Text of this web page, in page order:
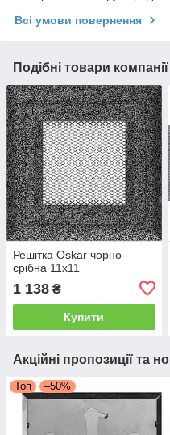
Всі умови повернення
Подібні товари компанії
Решітка Oskar чорно-
срібна 11x11
1 138 ₴
Купити
Акційні пропозиції та
Топ –50%